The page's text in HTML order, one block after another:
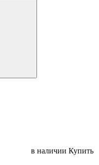
в наличии Купить